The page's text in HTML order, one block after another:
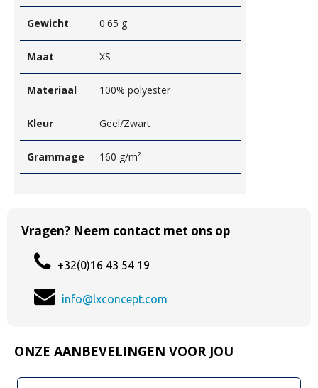
Gewicht 0.65 g
Maat XS
Materiaal 100% polyester
Kleur Geel/Zwart
Grammage 160 g/m²
Vragen? Neem contact met ons op
+32(0)16 43 54 19
info@lxconcept.com
ONZE AANBEVELINGEN VOOR JOU